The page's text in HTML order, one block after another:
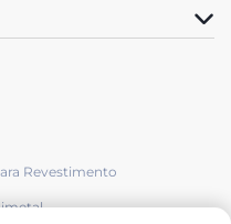
Revestimento